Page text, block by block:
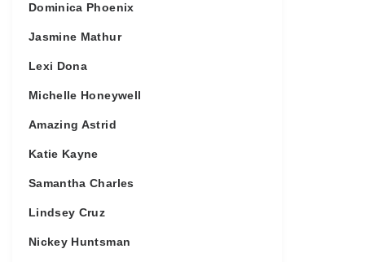
Dominica Phoenix
Jasmine Mathur
Lexi Dona
Michelle Honeywell
Amazing Astrid
Katie Kayne
Samantha Charles
Lindsey Cruz
Nickey Huntsman